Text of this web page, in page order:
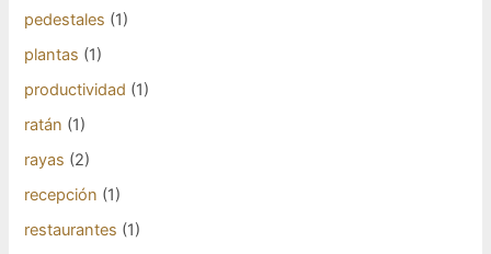
pedestales (1)
plantas (1)
productividad (1)
ratán (1)
rayas (2)
recepción (1)
restaurantes (1)